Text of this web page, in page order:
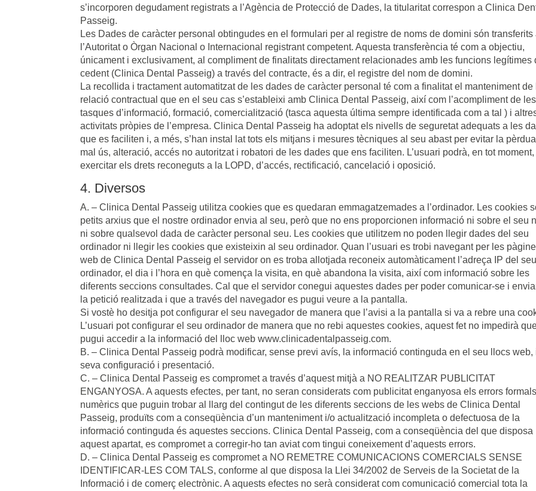
s’incorporen degudament registrats a l’Agència de Protecció de Dades, la titularitat correspon a Clinica
Passeig.
Les Dades de caràcter personal obtingudes en el formulari per al registre de noms de domini són transferits
l’Autoritat o Òrgan Nacional o Internacional registrant competent. Aquesta transferència té com a objectiu,
únicament i exclusivament, al compliment de finalitats directament relacionades amb les funcions legítimes
cedent (Clinica Dental Passeig) a través del contracte, és a dir, el registre del nom de domini.
La recollida i tractament automatitzat de les dades de caràcter personal té com a finalitat el manteniment de
relació contractual que en el seu cas s’estableixi amb Clinica Dental Passeig, així com l’acompliment de les
tasques d’informació, formació, comercialització (tasca aquesta última sempre identificada com a tal ) i
activitats pròpies de l’empresa. Clinica Dental Passeig ha adoptat els nivells de seguretat adequats a les
que es faciliten i, a més, s’han instal lat tots els mitjans i mesures tècniques al seu abast per evitar la
mal ús, alteració, accés no autoritzat i robatori de les dades que ens faciliten. L’usuari podrà, en tot moment,
exercitar els drets reconeguts a la LOPD, d’accés, rectificació, cancelació i oposició.
4. Diversos
A. – Clinica Dental Passeig utilitza cookies que es quedaran emmagatzemades a l’ordinador. Les cookies
petits arxius que el nostre ordinador envia al seu, però que no ens proporcionen informació ni sobre el seu
ni sobre qualsevol dada de caràcter personal seu. Les cookies que utilitzem no poden llegir dades del seu
ordinador ni llegir les cookies que existeixin al seu ordinador. Quan l’usuari es trobi navegant per les
web de Clinica Dental Passeig el servidor on es troba allotjada reconeix automàticament l’adreça IP del seu
ordinador, el dia i l’hora en què comença la visita, en què abandona la visita, així com informació sobre les
diferents seccions consultades. Cal que el servidor conegui aquestes dades per poder comunicar-se i
la petició realitzada i que a través del navegador es pugui veure a la pantalla.
Si vostè ho desitja pot configurar el seu navegador de manera que l’avisi a la pantalla si va a rebre una
L’usuari pot configurar el seu ordinador de manera que no rebi aquestes cookies, aquest fet no impedirà
pugui accedir a la informació del lloc web www.clinicadentalpasseig.com.
B. – Clinica Dental Passeig podrà modificar, sense previ avís, la informació continguda en el seu llocs web,
seva configuració i presentació.
C. – Clinica Dental Passeig es compromet a través d’aquest mitjà a NO REALITZAR PUBLICITAT
ENGANYOSA. A aquests efectes, per tant, no seran considerats com publicitat enganyosa els errors
numèrics que puguin trobar al llarg del contingut de les diferents seccions de les webs de Clinica Dental
Passeig, produïts com a conseqüència d’un manteniment i/o actualització incompleta o defectuosa de la
informació continguda és aquestes seccions. Clinica Dental Passeig, com a conseqüència del que disposa
aquest apartat, es compromet a corregir-ho tan aviat com tingui coneixement d’aquests errors.
D. – Clinica Dental Passeig es compromet a NO REMETRE COMUNICACIONS COMERCIALS SENSE
IDENTIFICAR-LES COM TALS, conforme al que disposa la Llei 34/2002 de Serveis de la Societat de la
Informació i de comerç electrònic. A aquests efectes no serà considerat com comunicació comercial tota la